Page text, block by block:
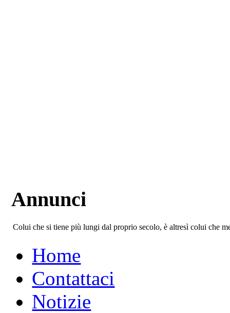
Annunci
Colui che si tiene più lungi dal proprio secolo, è altresì colui che
Home
Contattaci
Notizie